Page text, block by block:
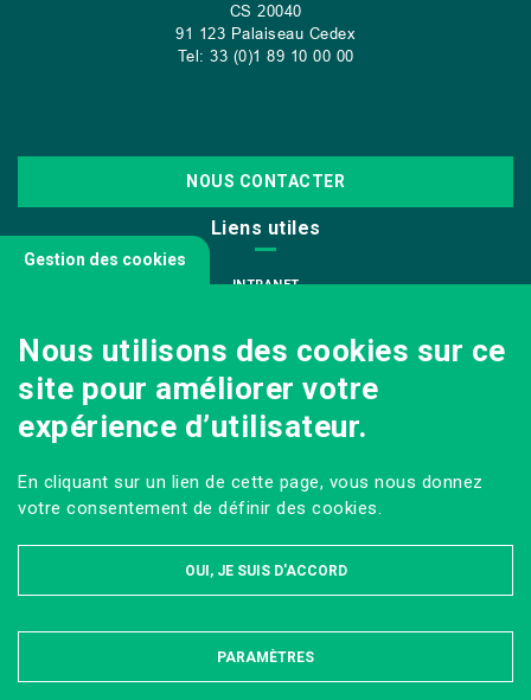
CS 20040
91 123 Palaiseau Cedex
Tel: 33 (0)1 89 10 00 00
NOUS CONTACTER
Liens utiles
INTRANET
INFODOC
PÔLE IMAGE
PRESSE
Sur les réseaux
MENTIONS LÉGALES ET DONNÉES PERSONNELLES
Gestion des cookies
Nous utilisons des cookies sur ce
site pour améliorer votre
expérience d’utilisateur.
En cliquant sur un lien de cette page, vous nous donnez
votre consentement de définir des cookies.
OUI, JE SUIS D'ACCORD
MASQUER
PARAMÈTRES